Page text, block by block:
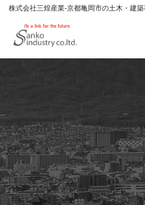
株式会社三煌産業-京都亀岡市の土木・建